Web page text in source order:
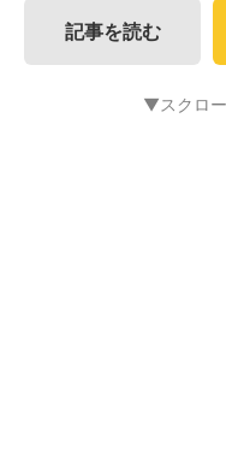
記事を読む
▼スクロ